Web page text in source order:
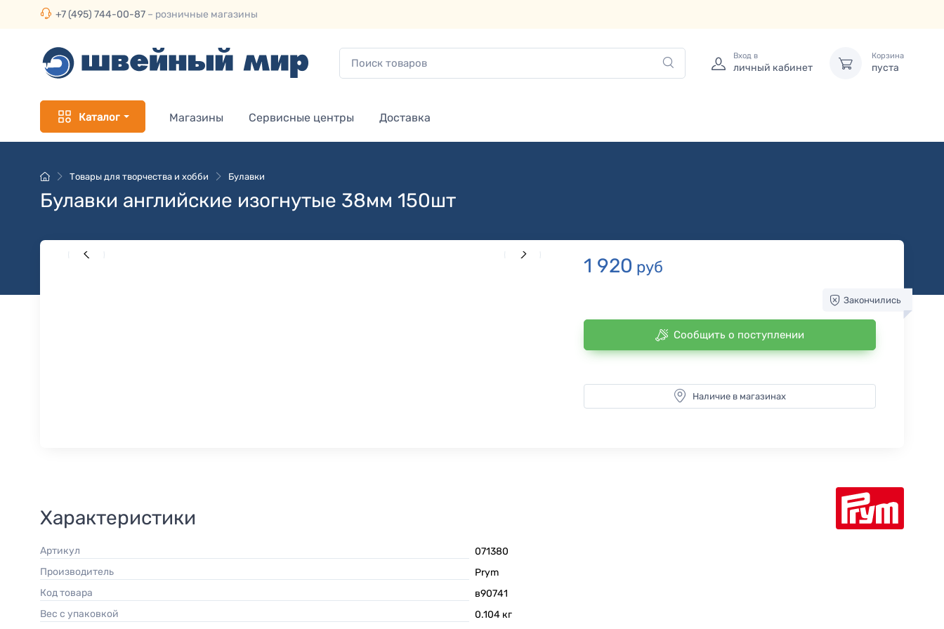
+7 (495) 744-00-87 – розничные магазины
Вход в
личный кабинет
Корзина
пуста
Каталог Магазины Сервисные центры Доставка
Товары для творчества и хобби Булавки
Булавки английские изогнутые 38мм 150шт
1 920 руб
Закончились
Сообщить о поступлении
Наличие в магазинах
Характеристики
Артикул
071380
Производитель
Prym
Код товара
в90741
Вес с упаковкой
0.104 кг